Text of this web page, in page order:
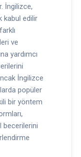
İngilizce,
kabul edilir
ve
yardımcı
İngilizce
popüler
bir yöntem
becerilerini